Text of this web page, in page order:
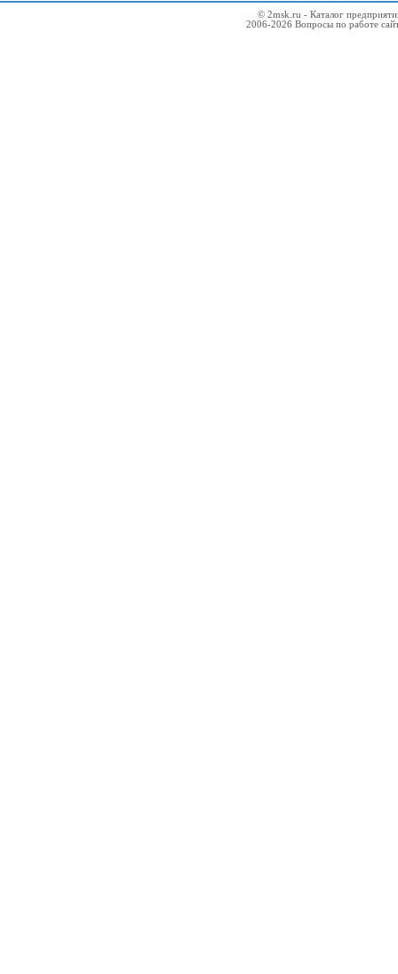
© 2msk.ru - Каталог
2006-2026 Вопросы по работе